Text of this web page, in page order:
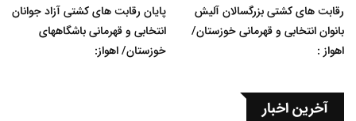
رقابت های کشتی بزرگسالان آلیش
بانوان انتخابی و قهرمانی خوزستان/
اهواز :
پایان رقابت های کشتی آزاد جوانان
انتخابی و قهرمانی باشگاههای
خوزستان/ اهواز:
آخرین اخبار